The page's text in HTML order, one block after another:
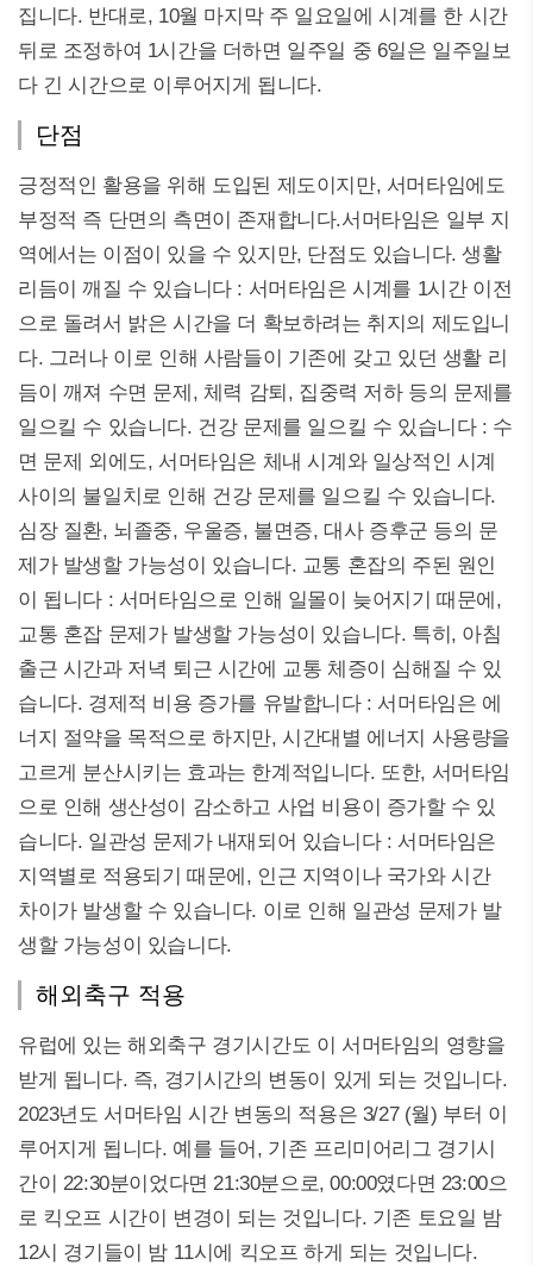
집니다. 반대로, 10월 마지막 주 일요일에 시계를 한 시간
뒤로 조정하여 1시간을 더하면 일주일 중 6일은 일주일보
다 긴 시간으로 이루어지게 됩니다.
단점
긍정적인 활용을 위해 도입된 제도이지만, 서머타임에도
부정적 즉 단면의 측면이 존재합니다.서머타임은 일부 지
역에서는 이점이 있을 수 있지만, 단점도 있습니다. 생활
리듬이 깨질 수 있습니다 : 서머타임은 시계를 1시간 이전
으로 돌려서 밝은 시간을 더 확보하려는 취지의 제도입니
다. 그러나 이로 인해 사람들이 기존에 갖고 있던 생활 리
듬이 깨져 수면 문제, 체력 감퇴, 집중력 저하 등의 문제를
일으킬 수 있습니다. 건강 문제를 일으킬 수 있습니다 : 수
면 문제 외에도, 서머타임은 체내 시계와 일상적인 시계
사이의 불일치로 인해 건강 문제를 일으킬 수 있습니다.
심장 질환, 뇌졸중, 우울증, 불면증, 대사 증후군 등의 문
제가 발생할 가능성이 있습니다. 교통 혼잡의 주된 원인
이 됩니다 : 서머타임으로 인해 일몰이 늦어지기 때문에,
교통 혼잡 문제가 발생할 가능성이 있습니다. 특히, 아침
출근 시간과 저녁 퇴근 시간에 교통 체증이 심해질 수 있
습니다. 경제적 비용 증가를 유발합니다 : 서머타임은 에
너지 절약을 목적으로 하지만, 시간대별 에너지 사용량을
고르게 분산시키는 효과는 한계적입니다. 또한, 서머타임
으로 인해 생산성이 감소하고 사업 비용이 증가할 수 있
습니다. 일관성 문제가 내재되어 있습니다 : 서머타임은
지역별로 적용되기 때문에, 인근 지역이나 국가와 시간
차이가 발생할 수 있습니다. 이로 인해 일관성 문제가 발
생할 가능성이 있습니다.
해외축구 적용
유럽에 있는 해외축구 경기시간도 이 서머타임의 영향을
받게 됩니다. 즉, 경기시간의 변동이 있게 되는 것입니다.
2023년도 서머타임 시간 변동의 적용은 3/27 (월) 부터 이
루어지게 됩니다. 예를 들어, 기존 프리미어리그 경기시
간이 22:30분이었다면 21:30분으로, 00:00였다면 23:00으
로 킥오프 시간이 변경이 되는 것입니다. 기존 토요일 밤
12시 경기들이 밤 11시에 킥오프 하게 되는 것입니다.